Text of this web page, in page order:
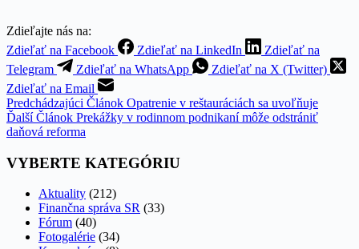
Zdieľajte nás na:
Zdieľať na Facebook
Zdieľať na LinkedIn
Zdieľať na
Telegram
Zdieľať na WhatsApp
Zdieľať na X (Twitter)
Zdieľať na Email
Predchádzajúci Článok Opatrenie v reštauráciách sa uvoľňuje
ĎalšíČlánok Prekážky v rodinnom podnikaní môže odstrániť
daňová reforma
VYBERTE KATEGÓRIU
Aktuality (212)
Finančna správa SR (33)
Fórum (40)
Fotogalérie (34)